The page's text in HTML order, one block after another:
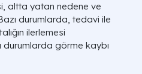
altta yatan nedene ve
durumlarda, tedavi ile
ilerlemesi
durumlarda görme kaybı